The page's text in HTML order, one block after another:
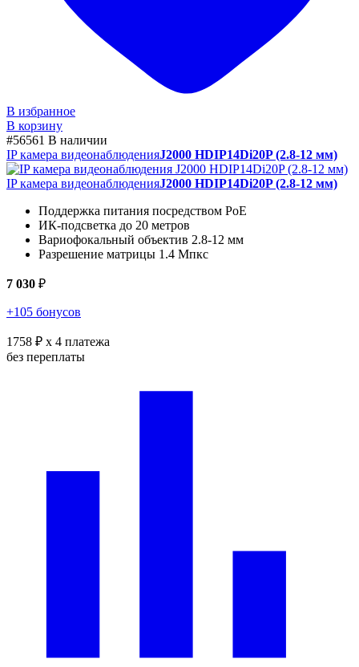
В избранное
В корзину
#56561 В наличии
IP камера видеонаблюденияJ2000 HDIP14Di20P (2.8-12 мм)
IP камера видеонаблюденияJ2000 HDIP14Di20P (2.8-12 мм)
Поддержка питания посредством PoE
ИК-подсветка до 20 метров
Вариофокальный объектив 2.8-12 мм
Разрешение матрицы 1.4 Мпкс
7 030 ₽
+105 бонусов
1758 ₽ x 4 платежа
без переплаты